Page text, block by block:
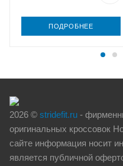
ПОДРОБНЕЕ
2026 © stridefit.ru -
оригинальных кроссовок
сайте информация носит
является публичной